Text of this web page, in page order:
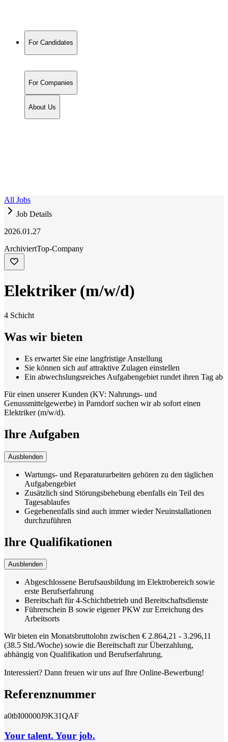
For Candidates
For Companies
About Us
All Jobs
Job Details
2026.01.27
ArchiviertTop-Company
Elektriker (m/w/d)
4 Schicht
Was wir bieten
Es erwartet Sie eine langfristige Anstellung
Sie können sich auf attraktive Zulagen einstellen
Ein abwechslungsreiches Aufgabengebiet rundet ihren Tag ab
Für einen unserer Kunden (KV: Nahrungs- und
Genussmittelgewerbe) in Parndorf suchen wir ab sofort einen
Elektriker (m/w/d).
Ihre Aufgaben
Ausblenden
Wartungs- und Reparaturarbeiten gehören zu den täglichen
Aufgabengebiet
Zusätzlich sind Störungsbehebung ebenfalls ein Teil des
Tagesablaufes
Gegebenenfalls sind auch immer wieder Neuinstallationen
durchzuführen
Ihre Qualifikationen
Ausblenden
Abgeschlossene Berufsausbildung im Elektrobereich sowie
erste Berufserfahrung
Bereitschaft für 4-Schichtbetrieb und Bereitschaftsdienste
Führerschein B sowie eigener PKW zur Erreichung des
Arbeitsorts
Wir bieten ein Monatsbruttolohn zwischen € 2.864,21 - 3.296,11
(38.5 Std./Woche) sowie die Bereitschaft zur Überzahlung,
abhängig von Qualifikation und Berufserfahrung.
Interessiert? Dann freuen wir uns auf Ihre Online-Bewerbung!
Referenznummer
a0tbI00000J9K31QAF
Your talent. Your job.